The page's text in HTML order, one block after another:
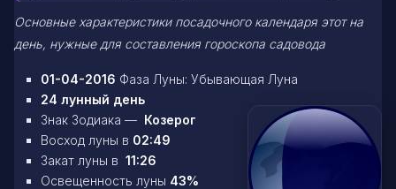
Основные характеристики посадочного календаря этот на
день, нужные для составления гороскопа садовода
01-04-2016 Фаза Луны: Убывающая Луна
24 лунный день
Знак Зодиака — Козерог
Восход луны в 02:49
Закат луны в 11:26
Освещенность луны 43%